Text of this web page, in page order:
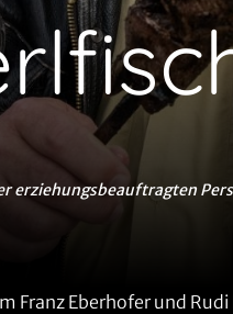
erziehungsbeauftragten
Franz Eberhofer und